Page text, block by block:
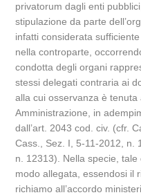
privatorum dagli enti
stipulazione da parte
infatti considerata
nella controparte,
condotta degli organi
stessi delegati contraria ai
alla cui osservanza è tenuta
Amministrazione, in
dall’art. 2043 cod. civ. (cfr.
Cass., Sez. I, 5-11-2012, n.
n. 12313). Nella specie,
modo allegata, essendosi il
richiamo all’accordo